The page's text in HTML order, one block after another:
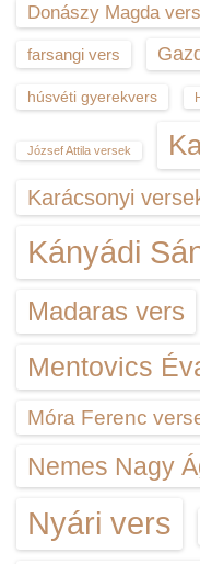
Donászy Magda
farsangi vers
húsvéti gyerekvers
József Attila versek
Karácsonyi
Kányádi
Madaras vers
Mentovics
Móra Ferenc
Nemes Nagy
Nyári vers